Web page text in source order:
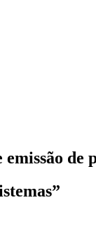
de